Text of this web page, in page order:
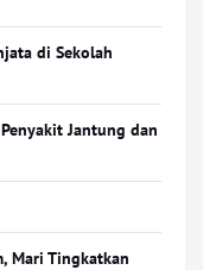
di Sekolah
Jantung dan
Mari Tingkatkan